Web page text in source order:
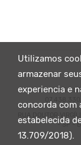
Utilizamos
armazenar
experiencia e
concorda com
estabelecida
13.709/2018).
© KING55 -
RUA DOUTOR
- SP -